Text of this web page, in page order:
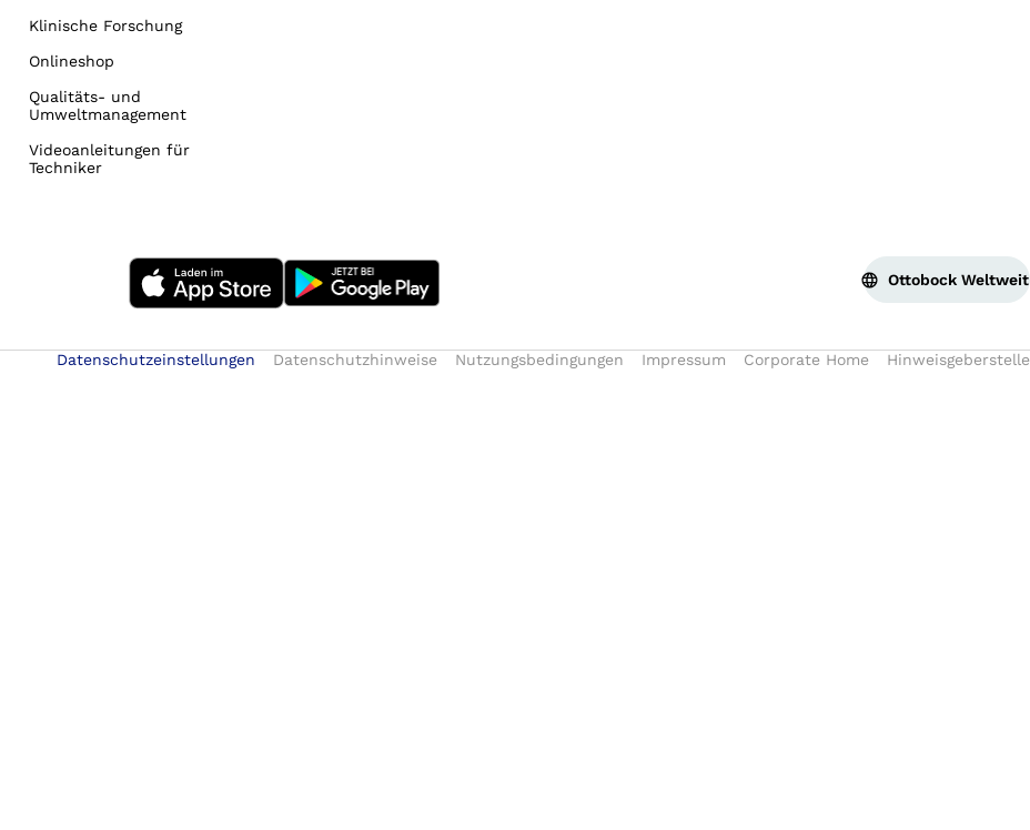
Klinische Forschung
Onlineshop
Qualitäts- und
Umweltmanagement
Videoanleitungen für
Techniker
Ottobock Weltweit
Datenschutzeinstellungen Datenschutzhinweise Nutzungsbedingungen Impressum Corporate Home Hinweisgeberstelle